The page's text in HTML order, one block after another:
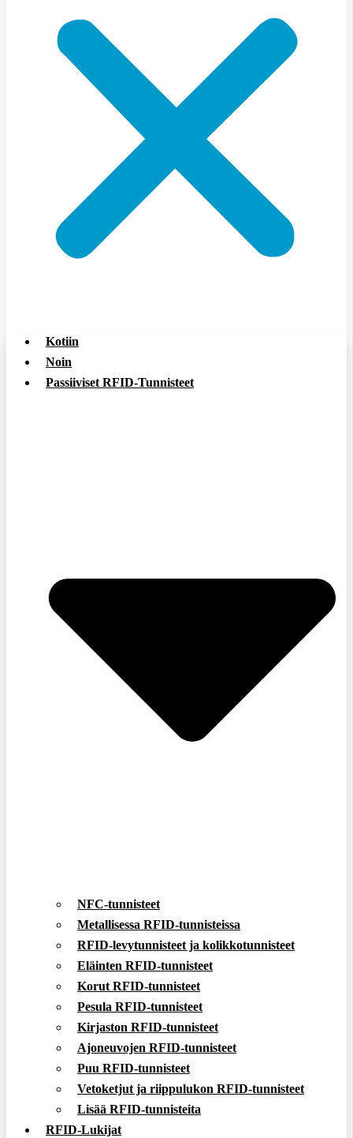
Kotiin
Noin
Passiiviset RFID-Tunnisteet
NFC-tunnisteet
Metallisessa RFID-tunnisteissa
RFID-levytunnisteet ja kolikkotunnisteet
Eläinten RFID-tunnisteet
Korut RFID-tunnisteet
Pesula RFID-tunnisteet
Kirjaston RFID-tunnisteet
Ajoneuvojen RFID-tunnisteet
Puu RFID-tunnisteet
Vetoketjut ja riippulukon RFID-tunnisteet
Lisää RFID-tunnisteita
RFID-Lukijat